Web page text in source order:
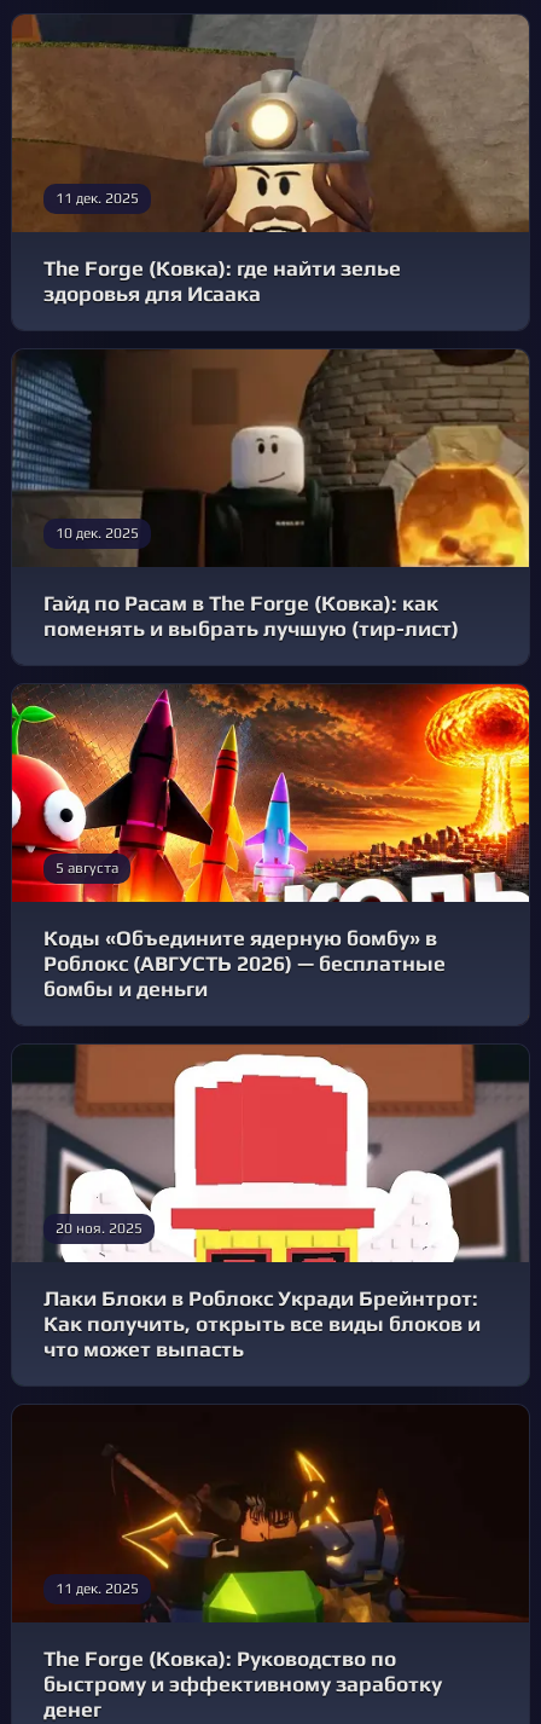
11 дек. 2025
The Forge (Ковка): где найти зелье
здоровья для Исаака
10 дек. 2025
Гайд по Расам в The Forge (Ковка): как
поменять и выбрать лучшую (тир-лист)
5 августа
Коды «Объедините ядерную бомбу» в
Роблокс (АВГУСТЬ 2026) — бесплатные
бомбы и деньги
20 ноя. 2025
Лаки Блоки в Роблокс Укради Брейнтрот:
Как получить, открыть все виды блоков и
что может выпасть
11 дек. 2025
The Forge (Ковка): Руководство по
быстрому и эффективному заработку
денег